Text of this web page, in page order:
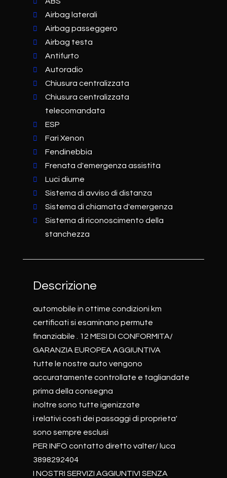
Airbag laterali
Airbag passeggero
Airbag testa
Antifurto
Autoradio
Chiusura centralizzata
Chiusura centralizzata
telecomandata
ESP
Fari Xenon
Fendinebbia
Frenata d'emergenza assistita
Luci diurne
Sistema di avviso di distanza
Sistema di chiamata d'emergenza
Sistema di riconoscimento della
stanchezza
Descrizione
automobile in ottime condizioni km
certificati si esaminano permute
finanziabile . 12 MESI DI CONFORMITA/
GARANZIA EUROPEA AGGIUNTIVA
tutte le nostre auto vengono
accuratamente controllate e tagliandate
prima della consegna
inoltre sono tutte igenizzate
i relativi costi dei passaggi di proprieta'
sono sempre esclusi
PER INFO contatto diretto valter/ luca
3898292404
I NOSTRI SERVIZI AGGIUNTIVI SENZA